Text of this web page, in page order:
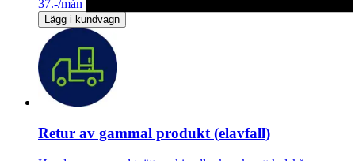
37.-/mån
Lägg i kundvagn
Retur av gammal produkt (elavfall)